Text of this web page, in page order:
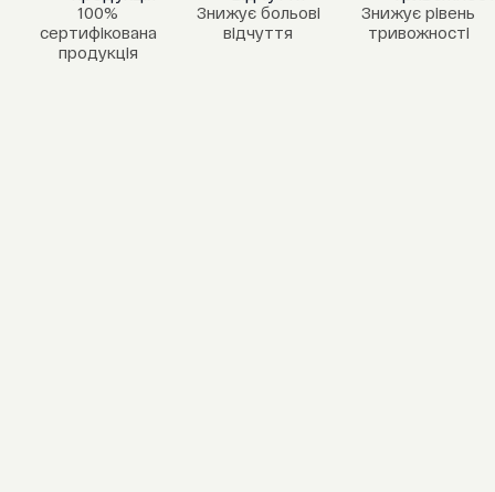
100%
сертифікована
продукція
Знижує больові
відчуття
Знижує рівень
тривожності